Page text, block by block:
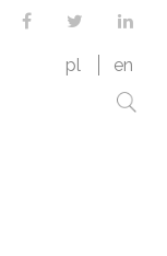
FacebookTwitter
pl en